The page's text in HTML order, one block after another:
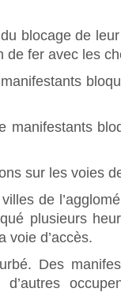
blo­cage de
de fer avec les
mani­fes­tants
sur les voies
de
plu­sieurs
voie d’accès.
Des